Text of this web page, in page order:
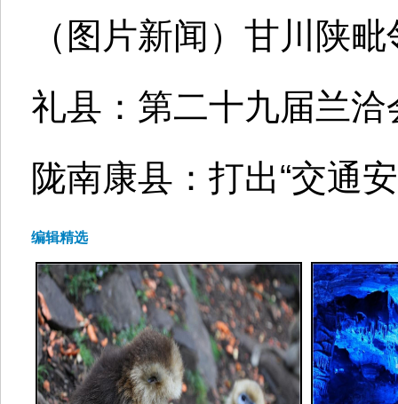
（图片新闻）甘川陕
礼县：第二十九届兰
陇南康县：打出“交通
编辑精选